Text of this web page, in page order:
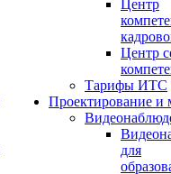
Центр
Центр
Тарифы ИТС
Проектирование и
для